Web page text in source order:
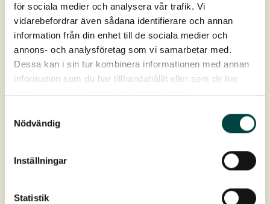
för sociala medier och analysera vår trafik. Vi
vidarebefordrar även sådana identifierare och annan
information från din enhet till de sociala medier och
annons- och analysföretag som vi samarbetar med.
Dessa kan i sin tur kombinera informationen med annan
information som du har tillhandahållit eller som de har
samlat in när du har använt deras tjänster.
Nödvändig
Inställningar
Statistik
Engfrø (ej 6712 og 6801): 300 g / 100 m²
Engfrø kombineret med Blomsterengfrø: 300 g + 50
g / 100 m²
Engfrø kombineret med urteplugplanter: 300 g / 100
m² samt 5-10 stk urteplugplanter pr. kvm.
blandingerne.